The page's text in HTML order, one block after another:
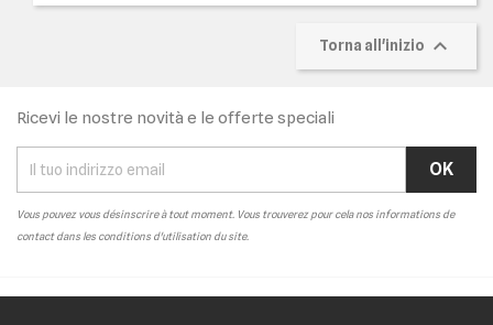
Torna all'inizio 
Ricevi le nostre novità e le offerte speciali
Vous pouvez vous désinscrire à tout moment. Vous trouverez pour cela nos informations de
contact dans les conditions d'utilisation du site.